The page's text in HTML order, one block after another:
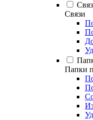
Связи
Папки